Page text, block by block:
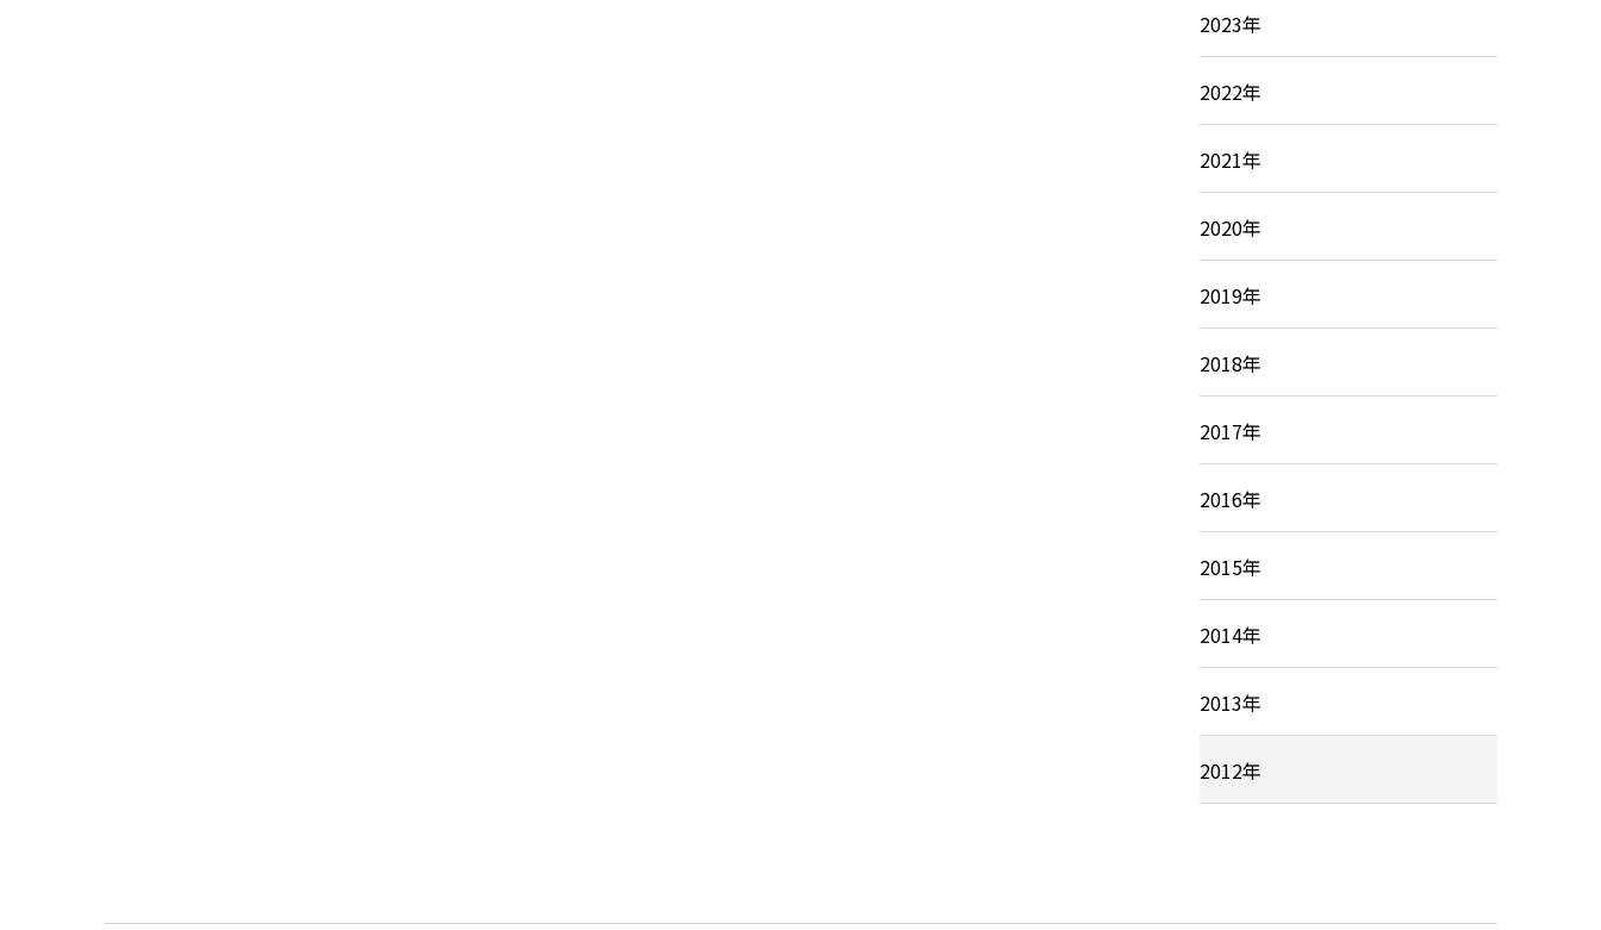
2023年
2022年
2021年
2020年
2019年
2018年
2017年
2016年
2015年
2014年
2013年
2012年